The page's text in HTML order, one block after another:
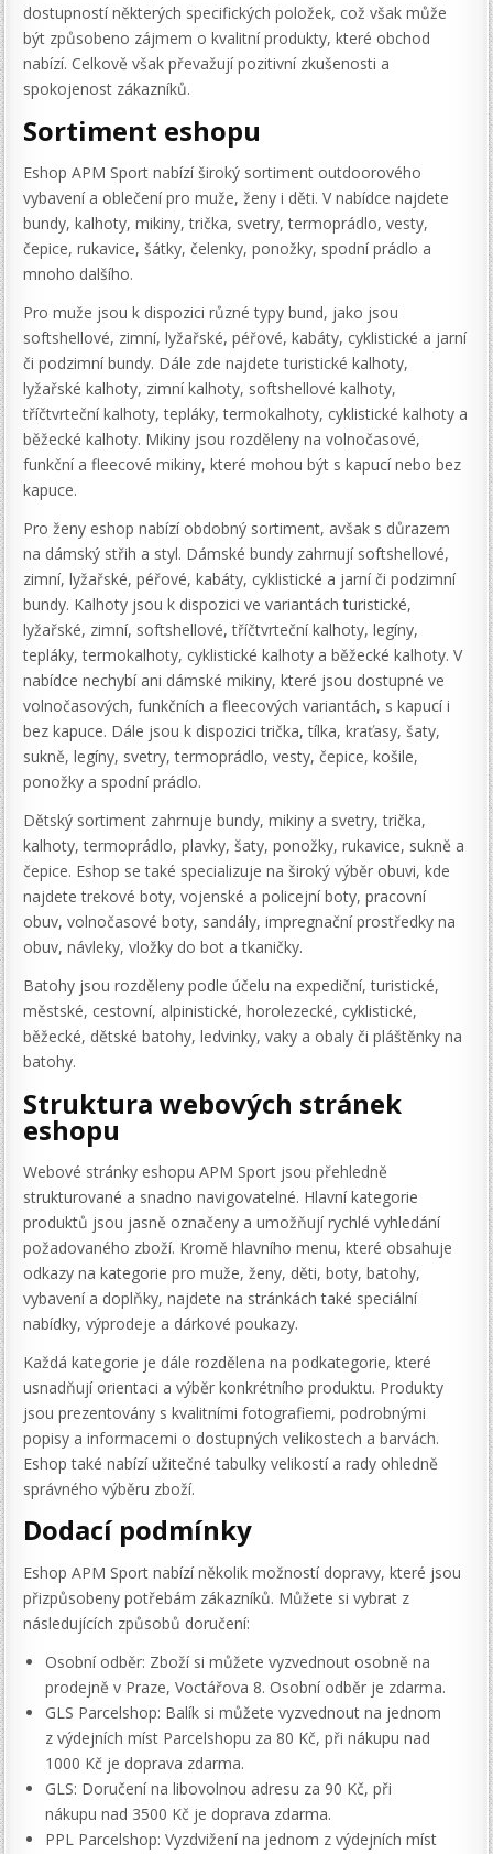
dostupností některých specifických položek, což však může
být způsobeno zájmem o kvalitní produkty, které obchod
nabízí. Celkově však převažují pozitivní zkušenosti a
spokojenost zákazníků.
Sortiment eshopu
Eshop APM Sport nabízí široký sortiment outdoorového
vybavení a oblečení pro muže, ženy i děti. V nabídce najdete
bundy, kalhoty, mikiny, trička, svetry, termoprádlo, vesty,
čepice, rukavice, šátky, čelenky, ponožky, spodní prádlo a
mnoho dalšího.
Pro muže jsou k dispozici různé typy bund, jako jsou
softshellové, zimní, lyžařské, péřové, kabáty, cyklistické a jarní
či podzimní bundy. Dále zde najdete turistické kalhoty,
lyžařské kalhoty, zimní kalhoty, softshellové kalhoty,
tříčtvrteční kalhoty, tepláky, termokalhoty, cyklistické kalhoty a
běžecké kalhoty. Mikiny jsou rozděleny na volnočasové,
funkční a fleecové mikiny, které mohou být s kapucí nebo bez
kapuce.
Pro ženy eshop nabízí obdobný sortiment, avšak s důrazem
na dámský střih a styl. Dámské bundy zahrnují softshellové,
zimní, lyžařské, péřové, kabáty, cyklistické a jarní či podzimní
bundy. Kalhoty jsou k dispozici ve variantách turistické,
lyžařské, zimní, softshellové, tříčtvrteční kalhoty, legíny,
tepláky, termokalhoty, cyklistické kalhoty a běžecké kalhoty. V
nabídce nechybí ani dámské mikiny, které jsou dostupné ve
volnočasových, funkčních a fleecových variantách, s kapucí i
bez kapuce. Dále jsou k dispozici trička, tílka, kraťasy, šaty,
sukně, legíny, svetry, termoprádlo, vesty, čepice, košile,
ponožky a spodní prádlo.
Dětský sortiment zahrnuje bundy, mikiny a svetry, trička,
kalhoty, termoprádlo, plavky, šaty, ponožky, rukavice, sukně a
čepice. Eshop se také specializuje na široký výběr obuvi, kde
najdete trekové boty, vojenské a policejní boty, pracovní
obuv, volnočasové boty, sandály, impregnační prostředky na
obuv, návleky, vložky do bot a tkaničky.
Batohy jsou rozděleny podle účelu na expediční, turistické,
městské, cestovní, alpinistické, horolezecké, cyklistické,
běžecké, dětské batohy, ledvinky, vaky a obaly či pláštěnky na
batohy.
Struktura webových stránek
eshopu
Webové stránky eshopu APM Sport jsou přehledně
strukturované a snadno navigovatelné. Hlavní kategorie
produktů jsou jasně označeny a umožňují rychlé vyhledání
požadovaného zboží. Kromě hlavního menu, které obsahuje
odkazy na kategorie pro muže, ženy, děti, boty, batohy,
vybavení a doplňky, najdete na stránkách také speciální
nabídky, výprodeje a dárkové poukazy.
Každá kategorie je dále rozdělena na podkategorie, které
usnadňují orientaci a výběr konkrétního produktu. Produkty
jsou prezentovány s kvalitními fotografiemi, podrobnými
popisy a informacemi o dostupných velikostech a barvách.
Eshop také nabízí užitečné tabulky velikostí a rady ohledně
správného výběru zboží.
Dodací podmínky
Eshop APM Sport nabízí několik možností dopravy, které jsou
přizpůsobeny potřebám zákazníků. Můžete si vybrat z
následujících způsobů doručení:
Osobní odběr: Zboží si můžete vyzvednout osobně na
prodejně v Praze, Voctářova 8. Osobní odběr je zdarma.
GLS Parcelshop: Balík si můžete vyzvednout na jednom
z výdejních míst Parcelshopu za 80 Kč, při nákupu nad
1000 Kč je doprava zdarma.
GLS: Doručení na libovolnou adresu za 90 Kč, při
nákupu nad 3500 Kč je doprava zdarma.
PPL Parcelshop: Vyzdvižení na jednom z výdejních míst